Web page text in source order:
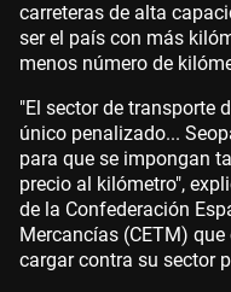
carreteras de alta
ser el país con más
menos número de
"El sector de transporte
único penalizado...
para que se impongan
precio al kilómetro",
de la Confederación
Mercancías (CETM)
cargar contra su sector